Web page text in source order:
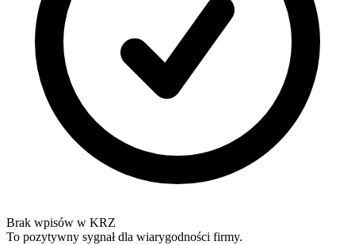
Brak wpisów w KRZ
To pozytywny sygnał dla wiarygodności firmy.